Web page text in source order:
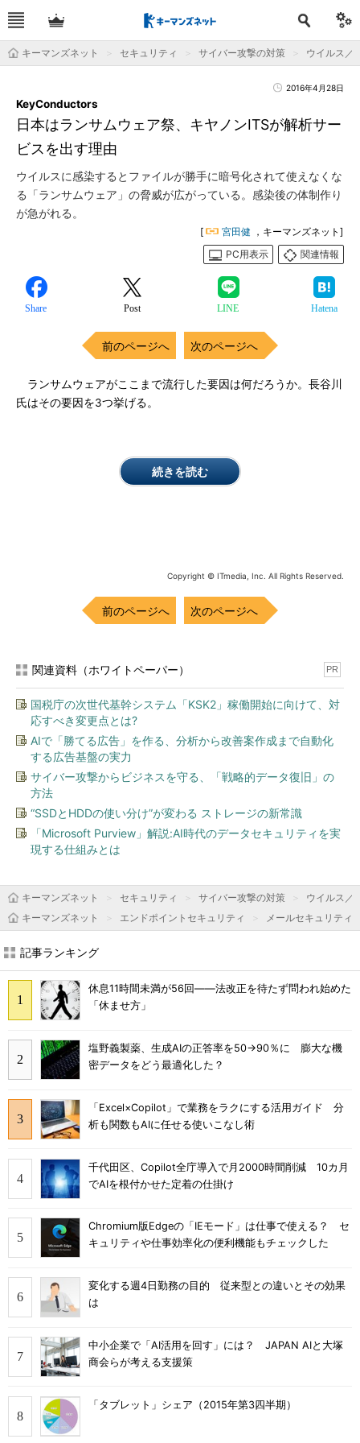
キーマンズネット セキュリティ サイバー攻撃の対策 ウイルス／
2016年4月28日
日本はランサムウェア祭、キヤノンITSが解析サー
ビスを出す理由
KeyConductors
ウイルスに感染するとファイルが勝手に暗号化されて使えなくな
る「ランサムウェア」の脅威が広がっている。感染後の体制作り
が急がれる。
[ 宮田健 ，キーマンズネット]
PC用表示
関連情報
Share Post LINE Hatena
前のページへ 次のページへ
ランサムウェアがここまで流行した要因は何だろうか。長谷川
氏はその要因を3つ挙げる。
続きを読む
Copyright © ITmedia, Inc. All Rights Reserved.
前のページへ 次のページへ
関連資料（ホワイトペーパー） PR
国税庁の次世代基幹システム「KSK2」稼働開始に向けて、対
応すべき変更点とは?
AIで「勝てる広告」を作る、分析から改善案作成まで自動化
する広告基盤の実力
サイバー攻撃からビジネスを守る、「戦略的データ復旧」の
方法
“SSDとHDDの使い分け”が変わる ストレージの新常識
「Microsoft Purview」解説:AI時代のデータセキュリティを実
現する仕組みとは
キーマンズネット セキュリティ サイバー攻撃の対策
ウイルス／
キーマンズネット
エンドポイントセキュリティ メールセキュリティ
記事ランキング
休息11時間未満が56回――法改正を待たず問われ始めた
「休ませ方」
塩野義製薬、生成AIの正答率を50→90％に 膨大な機
密データをどう最適化した？
「Excel×Copilot」で業務をラクにする活用ガイド 分
析も関数もAIに任せる使いこなし術
千代田区、Copilot全庁導入で月2000時間削減 10カ月
でAIを根付かせた定着の仕掛け
Chromium版Edgeの「IEモード」は仕事で使える？ セ
キュリティや仕事効率化の便利機能もチェックした
変化する週4日勤務の目的 従来型との違いとその効果
は
中小企業で「AI活用を回す」には？ JAPAN AIと大塚
商会らが考える支援策
「タブレット」シェア（2015年第3四半期）